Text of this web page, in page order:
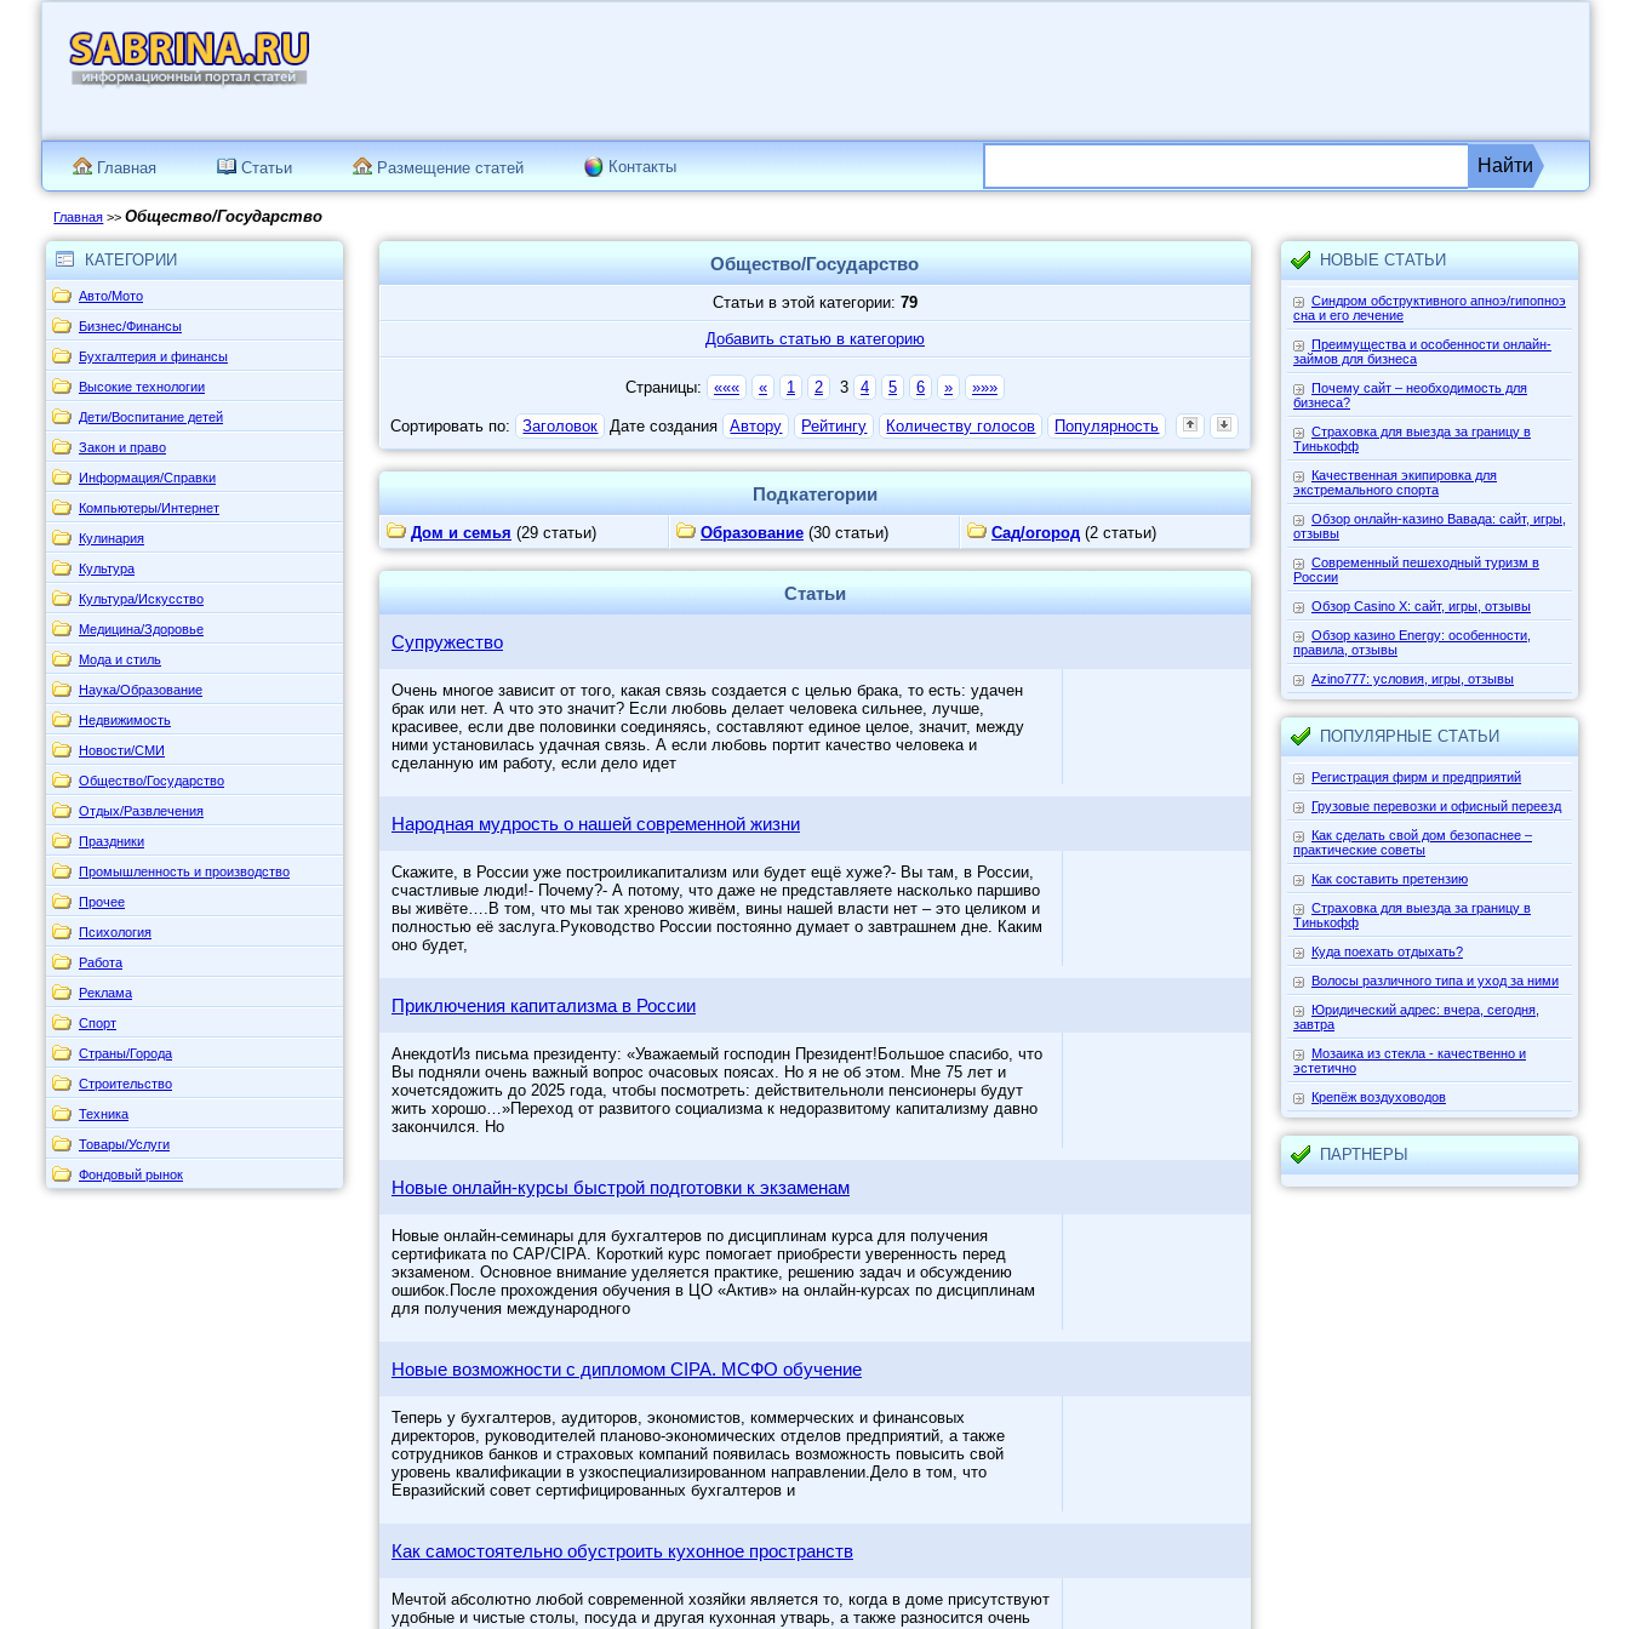
Главная Статьи Размещение статей Контакты Найти
Главная >>Общество/Государство
КАТЕГОРИИ
Авто/Мото
Бизнес/Финансы
Бухгалтерия и финансы
Высокие технологии
Дети/Воспитание детей
Закон и право
Информация/Справки
Компьютеры/Интернет
Кулинария
Культура
Культура/Искусство
Медицина/Здоровье
Мода и стиль
Наука/Образование
Недвижимость
Новости/СМИ
Общество/Государство
Отдых/Развлечения
Праздники
Промышленность и производство
Прочее
Психология
Работа
Реклама
Спорт
Страны/Города
Строительство
Техника
Товары/Услуги
Фондовый рынок
Общество/Государство
Статьи в этой категории: 79
Добавить статью в категорию
Страницы: ««« « 1 2 3 4 5 6 » »»»
Сортировать по: Заголовок Дате создания Автору Рейтингу Количеству голосов Популярность
Подкатегории
Дом и семья (29 статьи) Образование(30 статьи) Сад/огород(2 статьи)
Статьи
Супружество
Очень многое зависит от того, какая связь создается с целью брака, то есть: удачен
брак или нет. А что это значит? Если любовь делает человека сильнее, лучше,
красивее, если две половинки соединяясь, составляют единое целое, значит, между
ними установилась удачная связь. А если любовь портит качество человека и
сделанную им работу, если дело идет
Народная мудрость о нашей современной жизни
Скажите, в России уже построиликапитализм или будет ещё хуже?- Вы там, в России,
счастливые люди!- Почему?- А потому, что даже не представляете насколько паршиво
вы живёте….В том, что мы так хреново живём, вины нашей власти нет – это целиком и
полностью её заслуга.Руководство России постоянно думает о завтрашнем дне. Каким
оно будет,
Приключения капитализма в России
АнекдотИз письма президенту: «Уважаемый господин Президент!Большое спасибо, что
Вы подняли очень важный вопрос очасовых поясах. Но я не об этом. Мне 75 лет и
хочетсядожить до 2025 года, чтобы посмотреть: действительноли пенсионеры будут
жить хорошо…»Переход от развитого социализма к недоразвитому капитализму давно
закончился. Но
Новые онлайн-курсы быстрой подготовки к экзаменам
Новые онлайн-семинары для бухгалтеров по дисциплинам курса для получения
сертификата по CAP/CIPA. Короткий курс помогает приобрести уверенность перед
экзаменом. Основное внимание уделяется практике, решению задач и обсуждению
ошибок.После прохождения обучения в ЦО «Актив» на онлайн-курсах по дисциплинам
для получения международного
Новые возможности с дипломом CIPA. МСФО обучение
Теперь у бухгалтеров, аудиторов, экономистов, коммерческих и финансовых
директоров, руководителей планово-экономических отделов предприятий, а также
сотрудников банков и страховых компаний появилась возможность повысить свой
уровень квалификации в узкоспециализированном направлении.Дело в том, что
Евразийский совет сертифицированных бухгалтеров и
Как самостоятельно обустроить кухонное пространств
Мечтой абсолютно любой современной хозяйки является то, когда в доме присутствуют
удобные и чистые столы, посуда и другая кухонная утварь, а также разносится очень
НОВЫЕ СТАТЬИ
Синдром обструктивного апноэ/гипопноэ
сна и его лечение
Преимущества и особенности онлайн-
займов для бизнеса
Почему сайт – необходимость для
бизнеса?
Страховка для выезда за границу в
Тинькофф
Качественная экипировка для
экстремального спорта
Обзор онлайн-казино Вавада: сайт, игры,
отзывы
Современный пешеходный туризм в
России
Обзор Casino X: сайт, игры, отзывы
Обзор казино Energy: особенности,
правила, отзывы
Azino777: условия, игры, отзывы
ПОПУЛЯРНЫЕ СТАТЬИ
Регистрация фирм и предприятий
Грузовые перевозки и офисный переезд
Как сделать свой дом безопаснее –
практические советы
Как составить претензию
Страховка для выезда за границу в
Тинькофф
Куда поехать отдыхать?
Волосы различного типа и уход за ними
Юридический адрес: вчера, сегодня,
завтра
Мозаика из стекла - качественно и
эстетично
Крепёж воздуховодов
ПАРТНЕРЫ